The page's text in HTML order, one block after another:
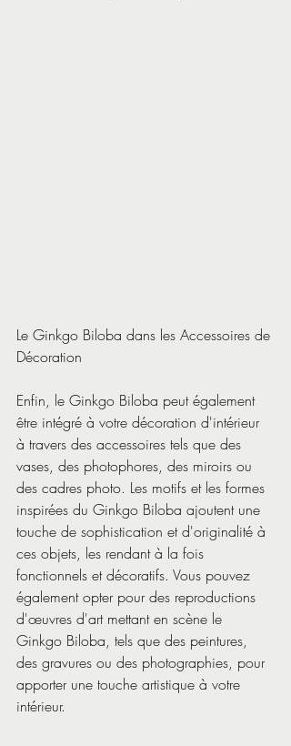
Le Ginkgo Biloba dans les Accessoires de
Décoration
Enfin, le Ginkgo Biloba peut également
être intégré à votre décoration d'intérieur
à travers des accessoires tels que des
vases, des photophores, des miroirs ou
des cadres photo. Les motifs et les formes
inspirées du Ginkgo Biloba ajoutent une
touche de sophistication et d'originalité à
ces objets, les rendant à la fois
fonctionnels et décoratifs. Vous pouvez
également opter pour des reproductions
d'œuvres d'art mettant en scène le
Ginkgo Biloba, tels que des peintures,
des gravures ou des photographies, pour
apporter une touche artistique à votre
intérieur.